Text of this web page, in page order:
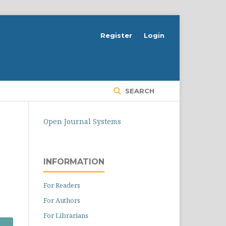
SEARCH
Register Login
Open Journal Systems
INFORMATION
For Readers
For Authors
For Librarians